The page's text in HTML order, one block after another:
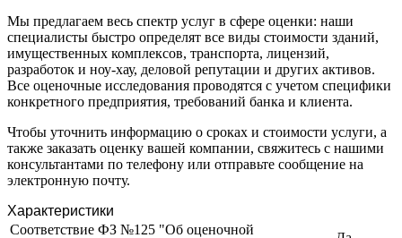
Мы предлагаем весь спектр услуг в сфере оценки: наши
специалисты быстро определят все виды стоимости зданий,
имущественных комплексов, транспорта, лицензий,
разработок и ноу-хау, деловой репутации и других активов.
Все оценочные исследования проводятся с учетом специфики
конкретного предприятия, требований банка и клиента.
Чтобы уточнить информацию о сроках и стоимости услуги, а
также заказать оценку вашей компании, свяжитесь с нашими
консультантами по телефону или отправьте сообщение на
электронную почту.
Характеристики
Соответствие ФЗ №125 "Об оценочной
Заводоуковск
Заозерный
Заполярный
Зарайск
Заречный
Звенигород
Зеленоград
Зеленодольск
Златоуст